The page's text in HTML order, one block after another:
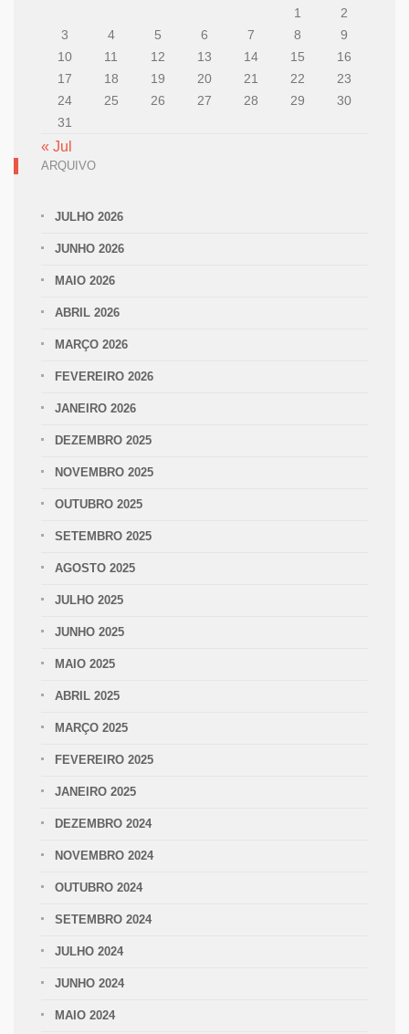
1
2
3
4 5 6 7 8
9
10
11 12 13 14 15
16
17
18 19 20 21 22
23
24
25 26 27 28 29
30
31
« Jul
ARQUIVO
JULHO 2026
JUNHO 2026
MAIO 2026
ABRIL 2026
MARÇO 2026
FEVEREIRO 2026
JANEIRO 2026
DEZEMBRO 2025
NOVEMBRO 2025
OUTUBRO 2025
SETEMBRO 2025
AGOSTO 2025
JULHO 2025
JUNHO 2025
MAIO 2025
ABRIL 2025
MARÇO 2025
FEVEREIRO 2025
JANEIRO 2025
DEZEMBRO 2024
NOVEMBRO 2024
OUTUBRO 2024
SETEMBRO 2024
JULHO 2024
JUNHO 2024
MAIO 2024